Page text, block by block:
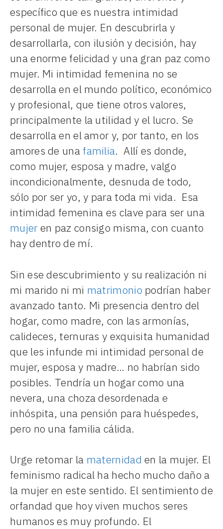
específico que es nuestra intimidad
personal de mujer. En descubrirla y
desarrollarla, con ilusión y decisión, hay
una enorme felicidad y una gran paz como
mujer. Mi intimidad femenina no se
desarrolla en el mundo político, económico
y profesional, que tiene otros valores,
principalmente la utilidad y el lucro. Se
desarrolla en el amor y, por tanto, en los
amores de una familia. Allí es donde,
como mujer, esposa y madre, valgo
incondicionalmente, desnuda de todo,
sólo por ser yo, y para toda mi vida. Esa
intimidad femenina es clave para ser una
mujer en paz consigo misma, con cuanto
hay dentro de mí.
Sin ese descubrimiento y su realización ni
mi marido ni mi matrimonio podrían haber
avanzado tanto. Mi presencia dentro del
hogar, como madre, con las armonías,
calideces, ternuras y exquisita humanidad
que les infunde mi intimidad personal de
mujer, esposa y madre… no habrían sido
posibles. Tendría un hogar como una
nevera, una choza desordenada e
inhóspita, una pensión para huéspedes,
pero no una familia cálida.
Urge retomar la maternidad en la mujer. El
feminismo radical ha hecho mucho daño a
la mujer en este sentido. El sentimiento de
orfandad que hoy viven muchos seres
humanos es muy profundo. El